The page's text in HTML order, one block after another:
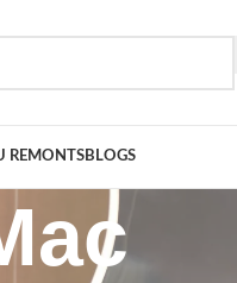
REMONTSBLOGS